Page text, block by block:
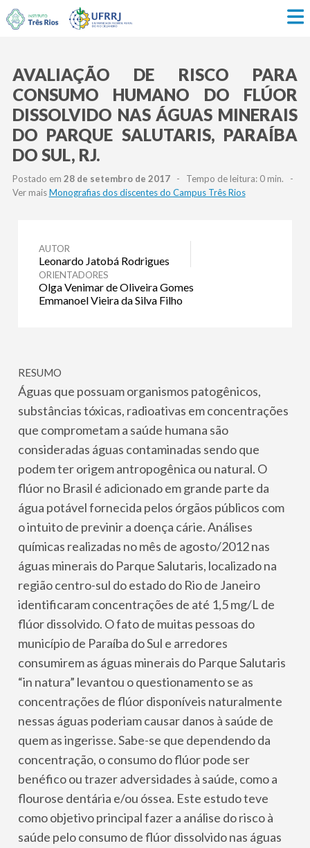
AVALIAÇÃO DE RISCO PARA
CONSUMO HUMANO DO FLÚOR
DISSOLVIDO NAS ÁGUAS MINERAIS
DO PARQUE SALUTARIS, PARAÍBA
DO SUL, RJ.
Postado em 28 de setembro de 2017- Tempo de leitura: 0 min. -
Ver maisMonografias dos discentes do Campus Três Rios
AUTOR
Leonardo Jatobá Rodrigues
ORIENTADORES
Olga Venimar de Oliveira Gomes
Emmanoel Vieira da Silva Filho
RESUMO
Águas que possuam organismos patogênicos,
substâncias tóxicas, radioativas em concentrações
que comprometam a saúde humana são
consideradas águas contaminadas sendo que
podem ter origem antropogênica ou natural. O
flúor no Brasil é adicionado em grande parte da
água potável fornecida pelos órgãos públicos com
o intuito de previnir a doença cárie. Análises
químicas realizadas no mês de agosto/2012 nas
águas minerais do Parque Salutaris, localizado na
região centro-sul do estado do Rio de Janeiro
identificaram concentrações de até 1,5 mg/L de
flúor dissolvido. O fato de muitas pessoas do
município de Paraíba do Sul e arredores
consumirem as águas minerais do Parque Salutaris
“in natura” levantou o questionamento se as
concentrações de flúor disponíveis naturalmente
nessas águas poderiam causar danos à saúde de
quem as ingerisse. Sabe-se que dependendo da
concentração, o consumo do flúor pode ser
benéfico ou trazer adversidades à saúde, como a
flourose dentária e/ou óssea. Este estudo teve
como objetivo principal fazer a análise do risco à
saúde pelo consumo de flúor dissolvido nas águas